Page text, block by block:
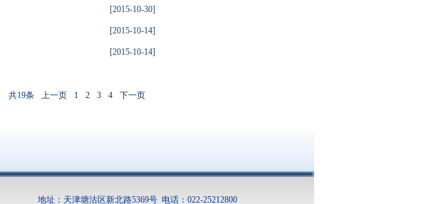
[2015-10-30]
[2015-10-14]
[2015-10-14]
共19条 上一页 1 2 3 4 下一页
地址：天津塘沽区新北路5369号 电话：022-25212800